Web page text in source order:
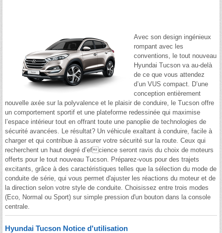
Avec son design ingénieux
rompant avec les
conventions, le tout nouveau
Hyundai Tucson va au-delà
de ce que vous attendez
d’un VUS compact. D’une
conception entièrement
nouvelle axée sur la polyvalence et le plaisir de conduire, le Tucson offre
un comportement sportif et une plateforme redessinée qui maximise
l’espace intérieur tout en offrant toute une panoplie de technologies de
sécurité avancées. Le résultat? Un véhicule exaltant à conduire, facile à
charger et qui contribue à assurer votre sécurité sur la route. Ceux qui
recherchent un haut degré d’efcience seront ravis du choix de moteurs
offerts pour le tout nouveau Tucson. Préparez-vous pour des trajets
excitants, grâce à des caractéristiques telles que la sélection du mode de
conduite de série, qui vous permet d'ajuster les réactions du moteur et de
la direction selon votre style de conduite. Choisissez entre trois modes
(Eco, Normal ou Sport) sur simple pression d'un bouton dans la console
centrale.
Hyundai Tucson Notice d'utilisation